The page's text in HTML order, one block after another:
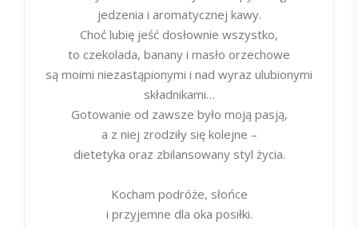
jedzenia i aromatycznej kawy.
Choć lubię jeść dosłownie wszystko,
to czekolada, banany i masło orzechowe
są moimi niezastąpionymi i nad wyraz ulubionymi
składnikami…
Gotowanie od zawsze było moją pasją,
a z niej zrodziły się kolejne –
dietetyka oraz zbilansowany styl życia.
Kocham podróże, słońce
i przyjemne dla oka posiłki.